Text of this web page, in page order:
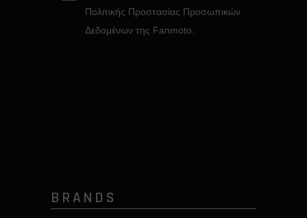
Πολιτικής Προστασίας Προσωπικών
Δεδομένων της Fanmoto.
BRANDS